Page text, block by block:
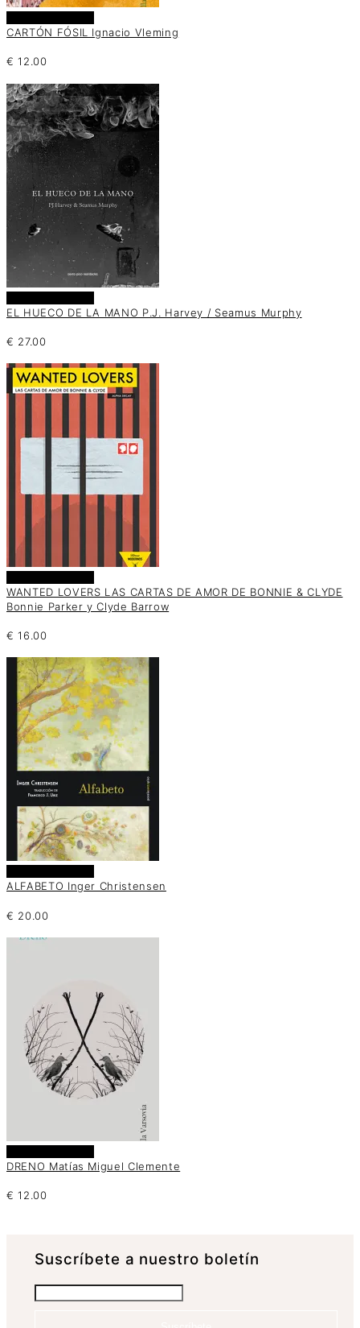
CARTÓN FÓSIL Ignacio Vleming
€ 12.00
EL HUECO DE LA MANO P.J. Harvey / Seamus Murphy
€ 27.00
WANTED LOVERS LAS CARTAS DE AMOR DE BONNIE & CLYDE
Bonnie Parker y Clyde Barrow
€ 16.00
ALFABETO Inger Christensen
€ 20.00
DRENO Matías Miguel Clemente
€ 12.00
Suscrí­bete a nuestro boletín